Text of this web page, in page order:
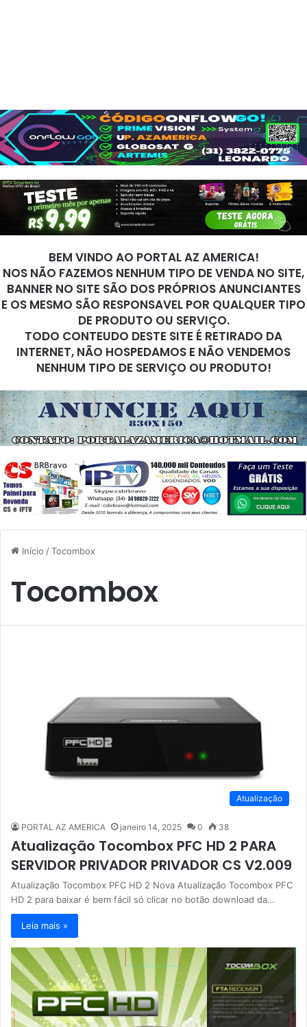
BEM VINDO AO PORTAL AZ AMERICA!
NOS NÃO FAZEMOS NENHUM TIPO DE VENDA NO SITE,
BANNER NO SITE SÃO DOS PRÓPRIOS ANUNCIANTES
E OS MESMO SÃO RESPONSAVEL POR QUALQUER TIPO
DE PRODUTO OU SERVIÇO.
TODO CONTEUDO DESTE SITE É RETIRADO DA
INTERNET, NÃO HOSPEDAMOS E NÃO VENDEMOS
NENHUM TIPO DE SERVIÇO OU PRODUTO!
Início /Tocombox
Tocombox
Atualização
PORTAL AZ AMERICA janeiro 14, 2025 0 38
Atualização Tocombox PFC HD 2 PARA
SERVIDOR PRIVADOR PRIVADOR CS V2.009
Atualização Tocombox PFC HD 2 Nova Atualização Tocombox PFC
HD 2 para baixar é bem fácil só clicar no botão download da…
Leia mais »